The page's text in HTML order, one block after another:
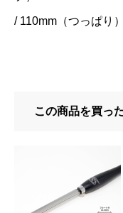
/ 110mm（つっぱり）
この商品を買っ